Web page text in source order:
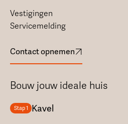
Vestigingen
Servicemelding
Contact opnemen
Bouw jouw ideale huis
Stap 1 Kavel